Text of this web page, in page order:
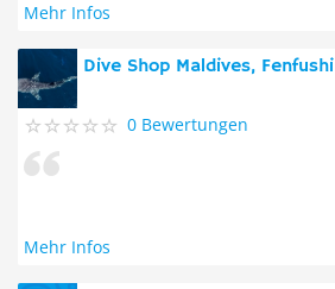
Mehr Infos
Dive Shop Maldives, Fenfushi
0 Bewertungen
Mehr Infos